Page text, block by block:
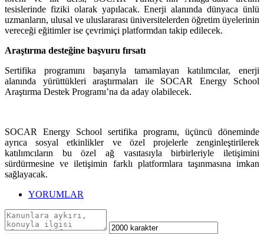
tesislerinde fiziki olarak yapılacak. Enerji alanında dünyaca ünlü
uzmanların, ulusal ve uluslararası üniversitelerden öğretim üyelerinin
vereceği eğitimler ise çevrimiçi platformdan takip edilecek.
Araştırma desteğine başvuru fırsatı
Sertifika programını başarıyla tamamlayan katılımcılar, enerji
alanında yürüttükleri araştırmaları ile SOCAR Energy School
Araştırma Destek Programı’na da aday olabilecek.
SOCAR Energy School sertifika programı, üçüncü döneminde
ayrıca sosyal etkinlikler ve özel projelerle zenginleştirilerek
katılımcıların bu özel ağ vasıtasıyla birbirleriyle iletişimini
sürdürmesine ve iletişimin farklı platformlara taşınmasına imkan
sağlayacak.
YORUMLAR